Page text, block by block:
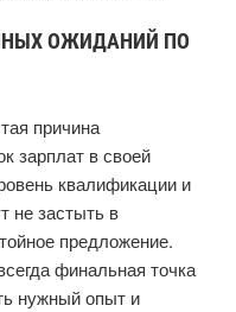
ОЖИДАНИЙ ПО
причина
зарплат в своей
квалификации и
не застыть в
предложение.
финальная точка
нужный опыт и